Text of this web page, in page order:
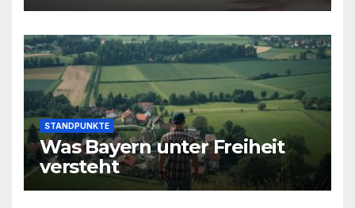
STANDPUNKTE
Was Bayern unter Freiheit
versteht